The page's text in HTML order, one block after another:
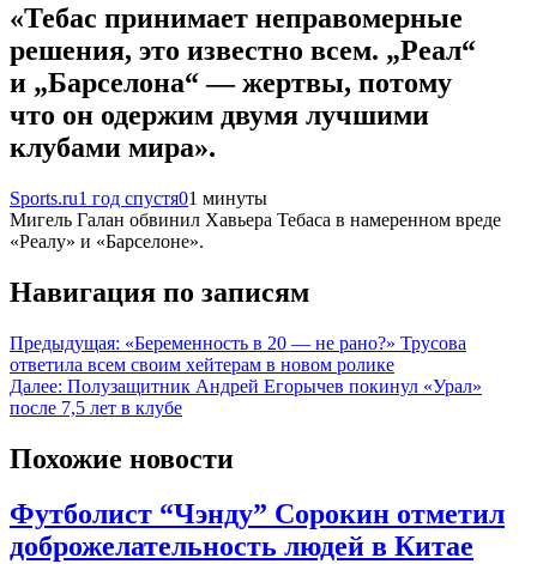
«Тебас принимает неправомерные
решения, это известно всем. „Реал“
и „Барселона“ — жертвы, потому
что он одержим двумя лучшими
клубами мира».
Sports.ru1 год спустя01 минуты
Мигель Галан обвинил Хавьера Тебаса в намеренном вреде
«Реалу» и «Барселоне».
Навигация по записям
Предыдущая: «Беременность в 20 — не рано?» Трусова
ответила всем своим хейтерам в новом ролике
Далее: Полузащитник Андрей Егорычев покинул «Урал»
после 7,5 лет в клубе
Похожие новости
Футболист “Чэнду” Сорокин отметил
доброжелательность людей в Китае